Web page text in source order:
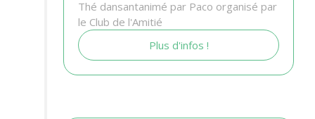
Thé dansantanimé par Paco organisé par
le Club de l'Amitié
Plus d'infos !